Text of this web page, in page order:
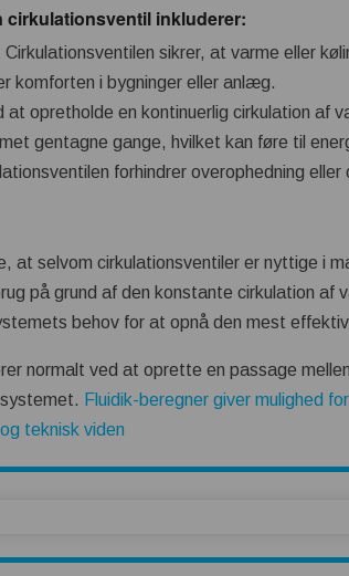
cirkulationsventil inkluderer:
sikrer, at varme eller
komforten i bygninger eller anlæg.
at opretholde en kontinuerlig cirkulation af
gentagne gange, hvilket kan føre til
forhindrer overophedning
at selvom cirkulationsventiler er nyttige i
på grund af den konstante cirkulation
behov for at opnå den mest
normalt ved at oprette en passage
Fluidik-beregner giver mulighed
teknisk viden